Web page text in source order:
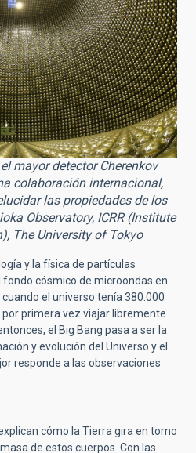
mayor detector Cherenkov
colaboración internacional,
las propiedades de los
Observatory, ICRR (Institute
The University of Tokyo
y la física de partículas
cósmico de microondas en
el universo tenía 380.000
primera vez viajar libremente
el Big Bang pasa a ser la
y evolución del Universo y el
responde a las observaciones
cómo la Tierra gira en torno
de estos cuerpos. Con las